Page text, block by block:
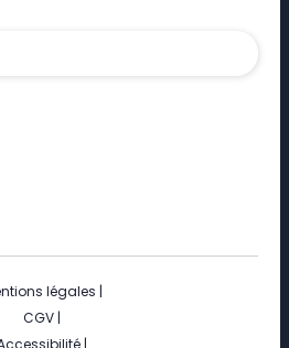
légales |
CGV |
|